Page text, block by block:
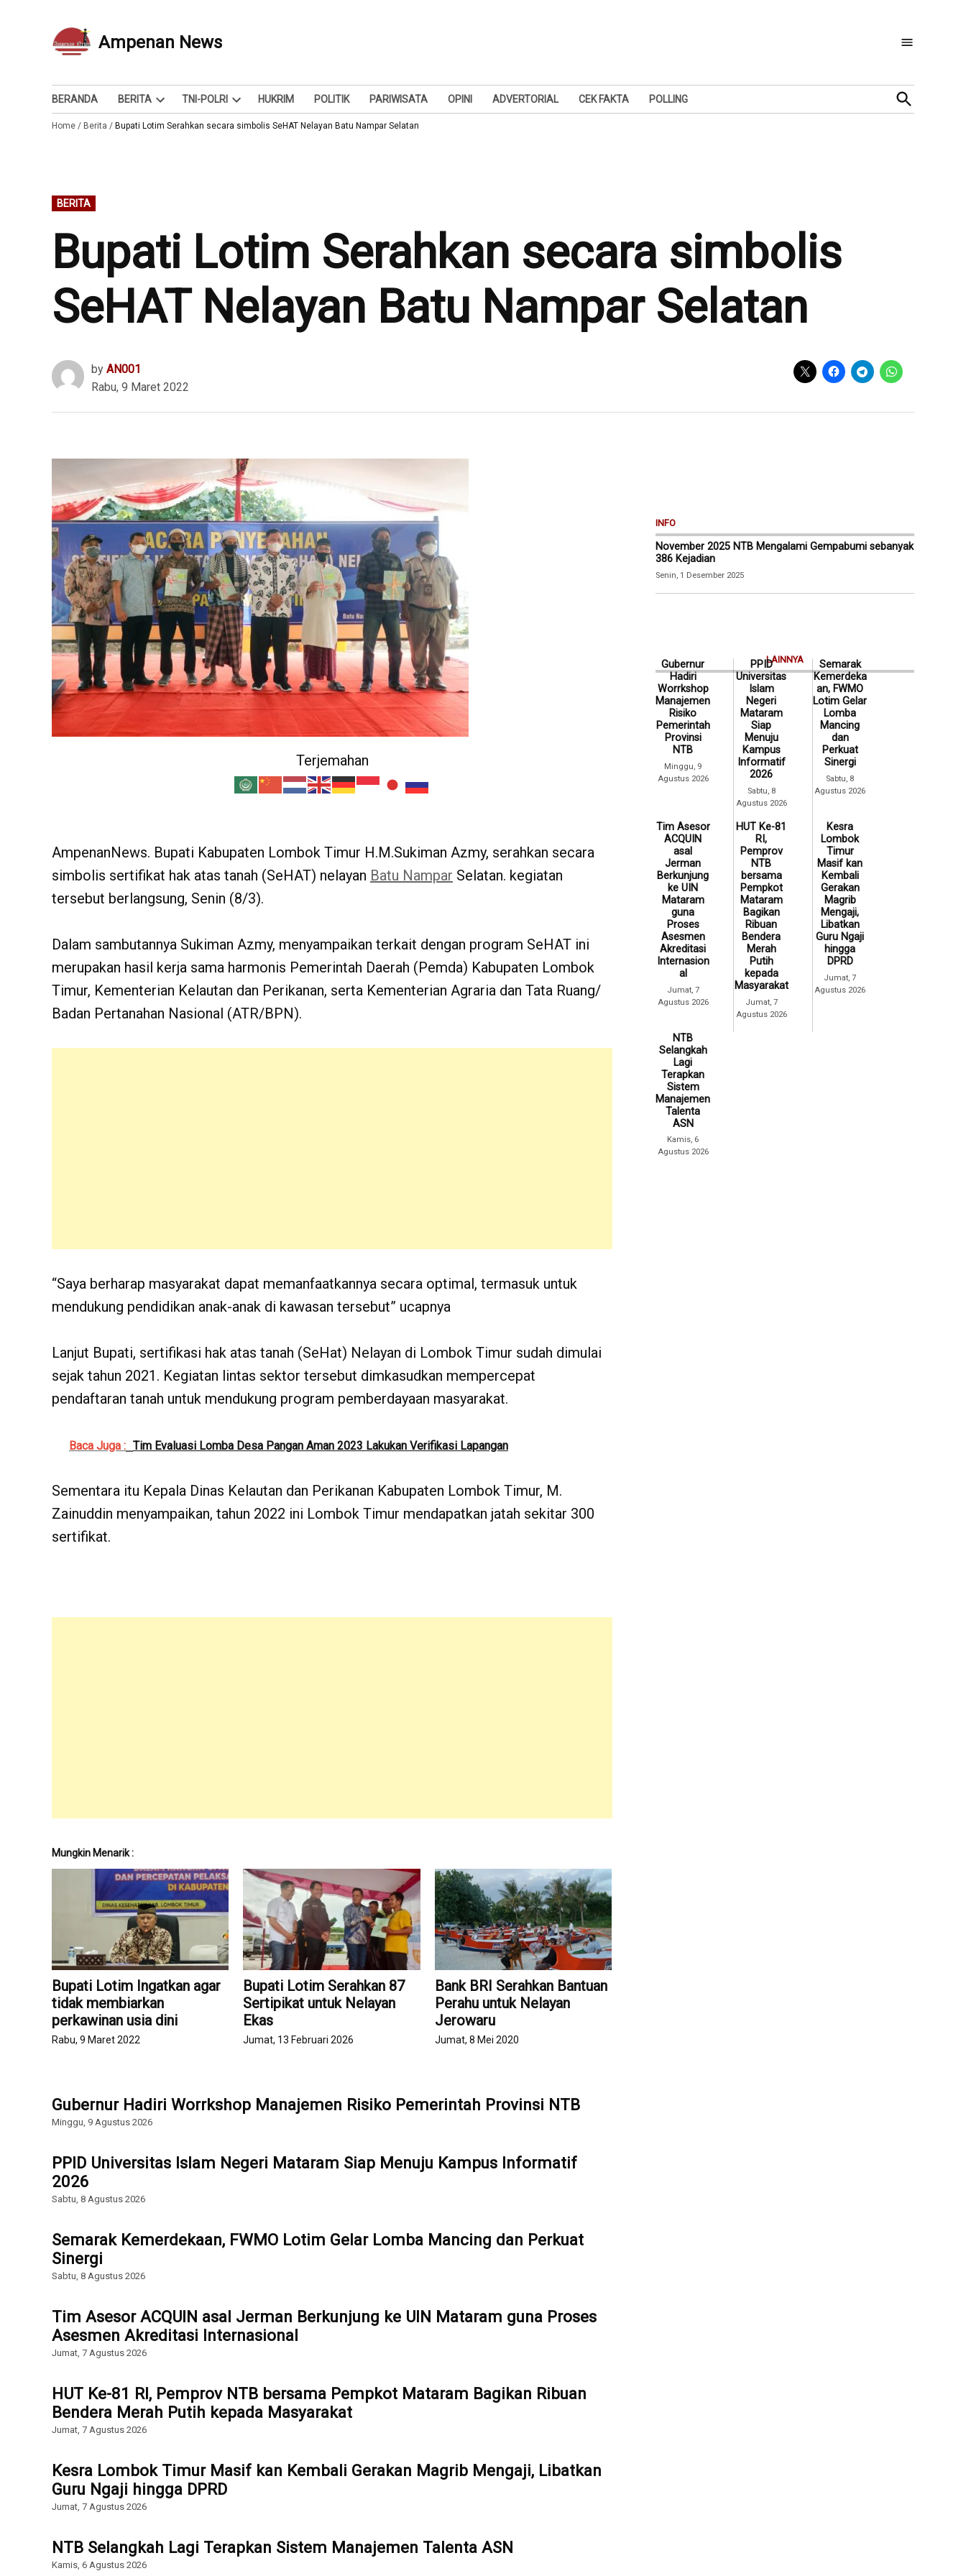
Ampenan News
Berita dan Info
BERANDA BERITA
Open
dropdown
TNI-POLRI
Open
dropdown
HUKRIM POLITIK PARIWISATA OPINI ADVERTORIAL CEK FAKTA POLLING
Open
Search
Home / Berita / Bupati Lotim Serahkan secara simbolis SeHAT Nelayan Batu Nampar Selatan
POSTED
IN
BERITA
Bupati Lotim Serahkan secara simbolis
SeHAT Nelayan Batu Nampar Selatan
by AN001
Rabu, 9 Maret 2022
Terjemahan
AmpenanNews. Bupati Kabupaten Lombok Timur H.M.Sukiman Azmy, serahkan secara
simbolis sertifikat hak atas tanah (SeHAT) nelayan Batu Nampar Selatan. kegiatan
tersebut berlangsung, Senin (8/3).
Dalam sambutannya Sukiman Azmy, menyampaikan terkait dengan program SeHAT ini
merupakan hasil kerja sama harmonis Pemerintah Daerah (Pemda) Kabupaten Lombok
Timur, Kementerian Kelautan dan Perikanan, serta Kementerian Agraria dan Tata Ruang/
Badan Pertanahan Nasional (ATR/BPN).
“Saya berharap masyarakat dapat memanfaatkannya secara optimal, termasuk untuk
mendukung pendidikan anak-anak di kawasan tersebut” ucapnya
Lanjut Bupati, sertifikasi hak atas tanah (SeHat) Nelayan di Lombok Timur sudah dimulai
sejak tahun 2021. Kegiatan lintas sektor tersebut dimkasudkan mempercepat
pendaftaran tanah untuk mendukung program pemberdayaan masyarakat.
Baca Juga : Tim Evaluasi Lomba Desa Pangan Aman 2023 Lakukan Verifikasi Lapangan
Sementara itu Kepala Dinas Kelautan dan Perikanan Kabupaten Lombok Timur, M.
Zainuddin menyampaikan, tahun 2022 ini Lombok Timur mendapatkan jatah sekitar 300
sertifikat.
Mungkin Menarik :
Bupati Lotim Ingatkan agar
tidak membiarkan
perkawinan usia dini
Rabu, 9 Maret 2022
Bupati Lotim Serahkan 87
Sertipikat untuk Nelayan
Ekas
Jumat, 13 Februari 2026
Bank BRI Serahkan Bantuan
Perahu untuk Nelayan
Jerowaru
Jumat, 8 Mei 2020
Gubernur Hadiri Worrkshop Manajemen Risiko Pemerintah Provinsi NTB
Minggu, 9 Agustus 2026
PPID Universitas Islam Negeri Mataram Siap Menuju Kampus Informatif
2026
Sabtu, 8 Agustus 2026
Semarak Kemerdekaan, FWMO Lotim Gelar Lomba Mancing dan Perkuat
Sinergi
Sabtu, 8 Agustus 2026
Tim Asesor ACQUIN asal Jerman Berkunjung ke UIN Mataram guna Proses
Asesmen Akreditasi Internasional
Jumat, 7 Agustus 2026
HUT Ke-81 RI, Pemprov NTB bersama Pempkot Mataram Bagikan Ribuan
Bendera Merah Putih kepada Masyarakat
Jumat, 7 Agustus 2026
Kesra Lombok Timur Masif kan Kembali Gerakan Magrib Mengaji, Libatkan
Guru Ngaji hingga DPRD
Jumat, 7 Agustus 2026
NTB Selangkah Lagi Terapkan Sistem Manajemen Talenta ASN
Kamis, 6 Agustus 2026
INFO
November 2025 NTB Mengalami Gempabumi sebanyak
386 Kejadian
Senin, 1 Desember 2025
LAINNYA
Gubernur
Hadiri
Worrkshop
Manajemen
Risiko
Pemerintah
Provinsi
NTB
Minggu, 9
Agustus 2026
PPID
Universitas
Islam
Negeri
Mataram
Siap
Menuju
Kampus
Informatif
2026
Sabtu, 8
Agustus 2026
Semarak
Kemerdeka
an, FWMO
Lotim Gelar
Lomba
Mancing
dan
Perkuat
Sinergi
Sabtu, 8
Agustus 2026
Tim Asesor
ACQUIN
asal
Jerman
Berkunjung
ke UIN
Mataram
guna
Proses
Asesmen
Akreditasi
Internasion
al
Jumat, 7
Agustus 2026
HUT Ke-81
RI,
Pemprov
NTB
bersama
Pempkot
Mataram
Bagikan
Ribuan
Bendera
Merah
Putih
kepada
Masyarakat
Jumat, 7
Agustus 2026
Kesra
Lombok
Timur
Masif kan
Kembali
Gerakan
Magrib
Mengaji,
Libatkan
Guru Ngaji
hingga
DPRD
Jumat, 7
Agustus 2026
NTB
Selangkah
Lagi
Terapkan
Sistem
Manajemen
Talenta
ASN
Kamis, 6
Agustus 2026